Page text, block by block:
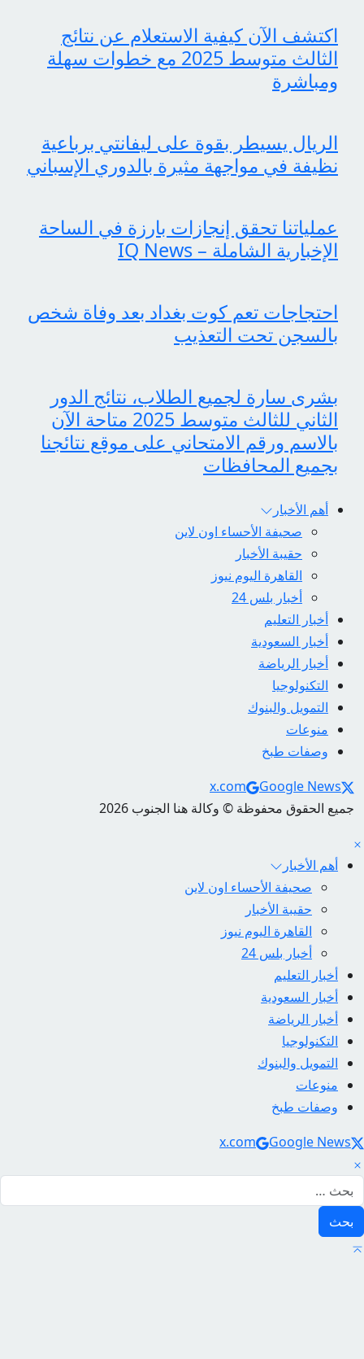
اكتشف الآن كيفية الاستعلام عن نتائج
الثالث متوسط 2025 مع خطوات سهلة
ومباشرة
الريال يسيطر بقوة على ليفانتي برباعية
نظيفة في مواجهة مثيرة بالدوري الإسباني
عملياتنا تحقق إنجازات بارزة في الساحة
الإخبارية الشاملة – IQ News
احتجاجات تعم كوت بغداد بعد وفاة شخص
بالسجن تحت التعذيب
بشرى سارة لجميع الطلاب، نتائج الدور
الثاني للثالث متوسط 2025 متاحة الآن
بالاسم ورقم الامتحاني على موقع نتائجنا
بجميع المحافظات
أهم الأخبار
صحيفة الأحساء اون لاين
حقيبة الأخبار
القاهرة اليوم نيوز
أخبار بلس 24
أخبار التعليم
أخبار السعودية
أخبار الرياضة
التكنولوجيا
التمويل والبنوك
منوعات
وصفات طبخ
Social Links
x.com
Google News
جميع الحقوق محفوظة © وكالة هنا الجنوب 2026
أهم الأخبار
صحيفة الأحساء اون لاين
حقيبة الأخبار
القاهرة اليوم نيوز
أخبار بلس 24
أخبار التعليم
أخبار السعودية
أخبار الرياضة
التكنولوجيا
التمويل والبنوك
منوعات
وصفات طبخ
Social Links
x.com Google News
البحث عن: